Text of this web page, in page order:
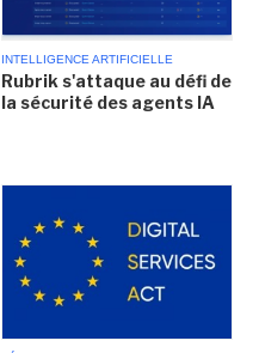
INTELLIGENCE ARTIFICIELLE
Rubrik s'attaque au défi de
la sécurité des agents IA